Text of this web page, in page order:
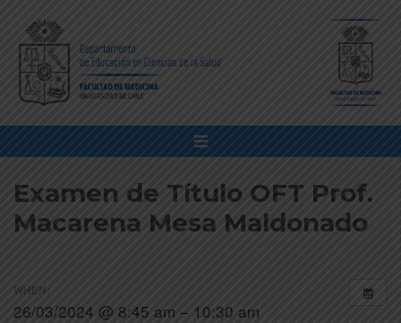
Examen de Título OFT Prof.
Macarena Mesa Maldonado
WHEN:
26/03/2024 @ 8:45 am – 10:30 am